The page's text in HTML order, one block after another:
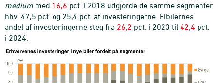
medium med 16,6 pct. I 2018 udgjorde de samme segmenter
hhv. 47,5 pct. og 25,4 pct. af investeringerne. Elbilernes
andel af investeringerne steg fra 26,2 pct. i 2023 til 42,4 pct.
i 2024.